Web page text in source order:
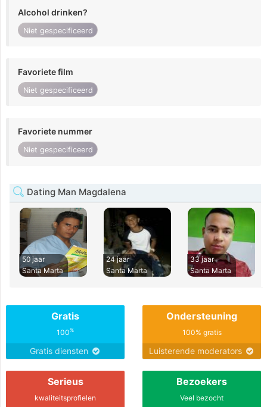
Alcohol drinken?
Niet gespecificeerd
Favoriete film
Niet gespecificeerd
Favoriete nummer
Niet gespecificeerd
Dating Man Magdalena
50 jaar
Santa Marta
24 jaar
Santa Marta
33 jaar
Santa Marta
Gratis
100%
Gratis diensten
Ondersteuning
100% gratis
Luisterende moderators
Serieus
kwaliteitsprofielen
Bezoekers
Veel bezocht